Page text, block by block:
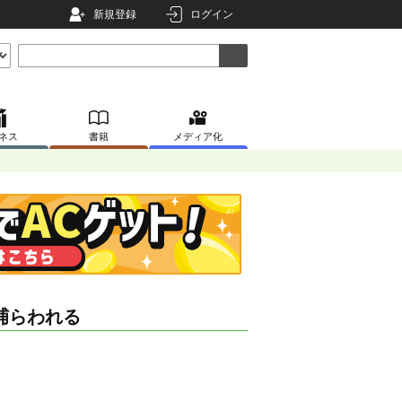
新規登録 ログイン
ス 書籍 メディア化
らわれる